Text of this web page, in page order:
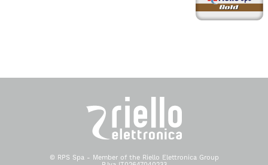
© RPS Spa - Member of the Riello Elettronica Group